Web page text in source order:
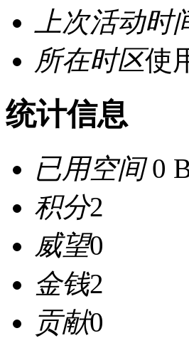
上次活动时
所在时区使
统计信息
已用空间0
积分2
威望0
金钱2
贡献0